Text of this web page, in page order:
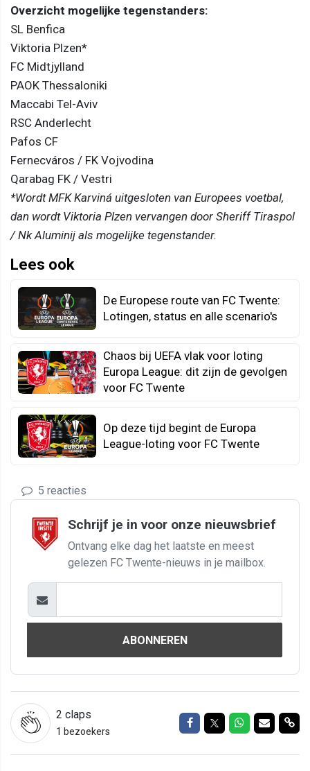
Overzicht mogelijke tegenstanders:
SL Benfica
Viktoria Plzen*
FC Midtjylland
PAOK Thessaloniki
Maccabi Tel-Aviv
RSC Anderlecht
Pafos CF
Fernecváros / FK Vojvodina
Qarabag FK / Vestri
*Wordt MFK Karviná uitgesloten van Europees voetbal,
dan wordt Viktoria Plzen vervangen door Sheriff Tiraspol
/ Nk Aluminij als mogelijke tegenstander.
Lees ook
De Europese route van FC Twente:
Lotingen, status en alle scenario's
Chaos bij UEFA vlak voor loting
Europa League: dit zijn de gevolgen
voor FC Twente
Op deze tijd begint de Europa
League-loting voor FC Twente
5 reacties
Schrijf je in voor onze nieuwsbrief
Ontvang elke dag het laatste en meest
gelezen FC Twente-nieuws in je mailbox.
ABONNEREN
2 claps
1 bezoekers
Delen op Facebook
Delen op Twitter
Delen op
Delen